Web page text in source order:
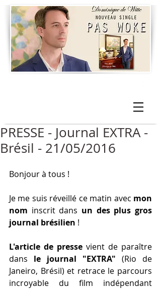
PRESSE - Journal EXTRA -
Brésil - 21/05/2016
Bonjour à tous !
Je me suis réveillé ce matin avec mon
nom inscrit dans un des plus gros
journal brésilien !
L'article de presse vient de paraître
dans le journal "EXTRA" (Rio de
Janeiro, Brésil) et retrace le parcours